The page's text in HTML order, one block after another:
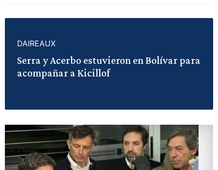
DAIREAUX
Serra y Acerbo estuvieron en Bolívar para
acompañar a Kicillof